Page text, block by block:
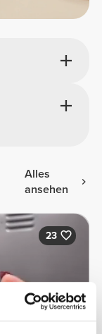
Alles
ansehen
23